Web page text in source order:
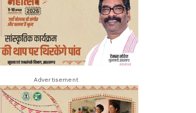
Advertisement